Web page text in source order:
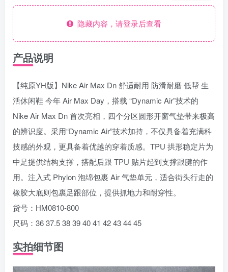
隐藏内容，请登录后查看
产品说明
【纯原YH版】Nike Air Max Dn 舒适耐用 防滑耐磨 低帮 生
活休闲鞋 今年 Air Max Day，搭载 “Dynamic Air”技术的
Nike Air Max Dn 首次亮相，四个分区圆形开窗气垫带来极高
的辨识度。采用“Dynamic Air”技术加持，不仅具备着充满科
技感的外观，更具备着优越的穿着质感。TPU 拱形稳定片为
中足提供结构支撑，搭配后跟 TPU 贴片起到支撑跟腱的作
用。注入式 Phylon 泡绵包裹 Air 气垫单元，适合街头行走的
橡胶大底则包裹足跟部位，提供抓地力和耐穿性。
货号：HM0810-800
尺码：36 37.5 38 39 40 41 42 43 44 45
实拍细节图